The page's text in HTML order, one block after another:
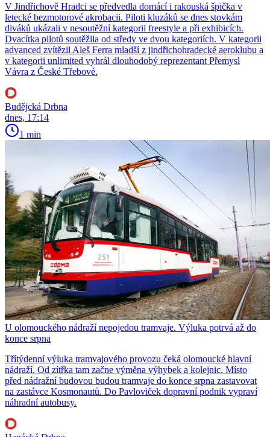
V Jindřichově Hradci se předvedla domácí i rakouská špička v
letecké bezmotorové akrobacii. Piloti kluzáků se dnes stovkám
diváků ukázali v nesoutěžní kategorii freestyle a při exhibicích.
Dvacítka pilotů soutěžila od středy ve dvou kategoriích. V kategorii
advanced zvítězil Aleš Ferra mladší z jindřichohradecké aeroklubu a
v kategorii unlimited vyhrál dlouhodobý reprezentant Přemysl
Vávra z České Třebové.
Budějcká Drbna
dnes, 17:14
1 min
U olomouckého nádraží nepojedou tramvaje. Výluka potrvá až do
konce srpna
Třítýdenní výluka tramvajového provozu čeká olomoucké hlavní
nádraží. Od zítřka tam začne výměna výhybek a kolejnic. Místo
před nádražní budovou budou tramvaje do konce srpna zastavovat
na zastávce Kosmonautů. Do Pavloviček dopravní podnik vypraví
náhradní autobusy.